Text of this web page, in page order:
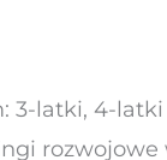
3-latki, 4-latki